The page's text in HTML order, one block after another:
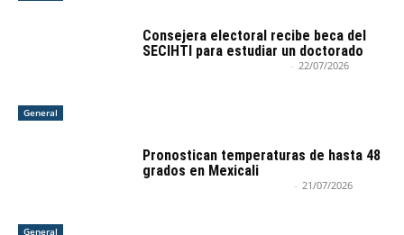
General
Consejera electoral recibe beca del
SECIHTI para estudiar un doctorado
- 22/07/2026
General
Pronostican temperaturas de hasta 48
grados en Mexicali
- 21/07/2026